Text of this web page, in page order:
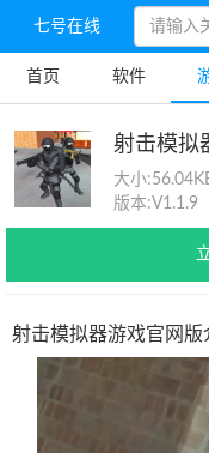
七号在线
首页 软件
射击模拟
大小:
版本:V1.1.9
射击模拟器游戏官网版